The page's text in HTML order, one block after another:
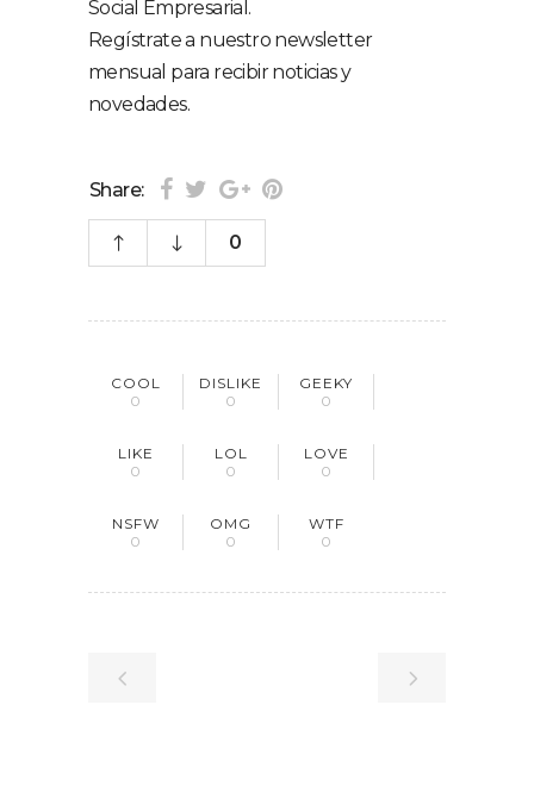
Social Empresarial.
Regístrate a nuestro newsletter
mensual para recibir noticias y
novedades.
Share:
0
COOL
0
DISLIKE
0
GEEKY
0
LIKE
0
LOL
0
LOVE
0
NSFW
0
OMG
0
WTF
0